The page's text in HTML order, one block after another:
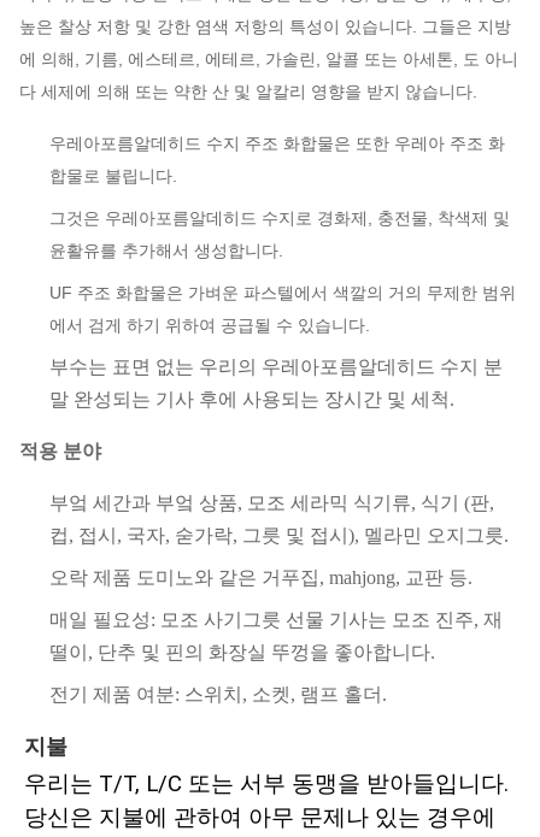
높은 찰상 저항 및 강한 염색 저항의 특성이 있습니다. 그들은 지방
에 의해, 기름, 에스테르, 에테르, 가솔린, 알콜 또는 아세톤, 도 아니
다 세제에 의해 또는 약한 산 및 알칼리 영향을 받지 않습니다.
우레아포름알데히드 수지 주조 화합물은 또한 우레아 주조 화
합물로 불립니다.
그것은 우레아포름알데히드 수지로 경화제, 충전물, 착색제 및
윤활유를 추가해서 생성합니다.
UF 주조 화합물은 가벼운 파스텔에서 색깔의 거의 무제한 범위
에서 검게 하기 위하여 공급될 수 있습니다.
부수는 표면 없는 우리의 우레아포름알데히드 수지 분
말 완성되는 기사 후에 사용되는 장시간 및 세척.
적용 분야
부엌 세간과 부엌 상품, 모조 세라믹 식기류, 식기 (판,
컵, 접시, 국자, 숟가락, 그릇 및 접시), 멜라민 오지그릇.
오락 제품 도미노와 같은 거푸집, mahjong, 교판 등.
매일 필요성: 모조 사기그릇 선물 기사는 모조 진주, 재
떨이, 단추 및 핀의 화장실 뚜껑을 좋아합니다.
전기 제품 여분: 스위치, 소켓, 램프 홀더.
지불
우리는 T/T, L/C 또는 서부 동맹을 받아들입니다.
당신은 지불에 관하여 아무 문제나 있는 경우에